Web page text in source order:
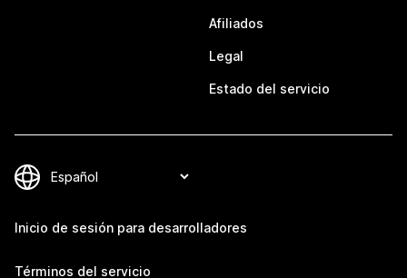
Afiliados
Legal
Estado del servicio
Inicio de sesión para desarrolladores
Términos del servicio